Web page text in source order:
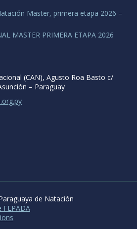
Master, primera etapa 2026 –
MASTER PRIMERA ETAPA 2026
(CAN), Agusto Roa Basto c/
– Paraguay
de Natación